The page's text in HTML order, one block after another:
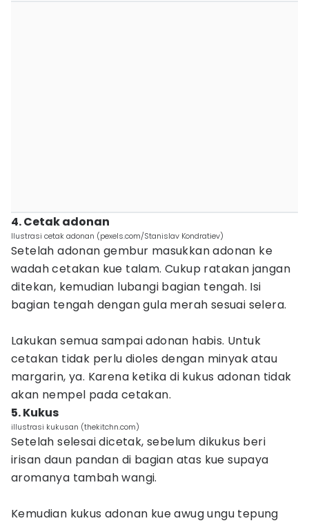
4. Cetak adonan
Ilustrasi cetak adonan (pexels.com/Stanislav Kondratiev)
Setelah adonan gembur masukkan adonan ke
wadah cetakan kue talam. Cukup ratakan jangan
ditekan, kemudian lubangi bagian tengah. Isi
bagian tengah dengan gula merah sesuai selera.
Lakukan semua sampai adonan habis. Untuk
cetakan tidak perlu dioles dengan minyak atau
margarin, ya. Karena ketika di kukus adonan tidak
akan nempel pada cetakan.
5. Kukus
illustrasi kukusan (thekitchn.com)
Setelah selesai dicetak, sebelum dikukus beri
irisan daun pandan di bagian atas kue supaya
aromanya tambah wangi.
Kemudian kukus adonan kue awug ungu tepung